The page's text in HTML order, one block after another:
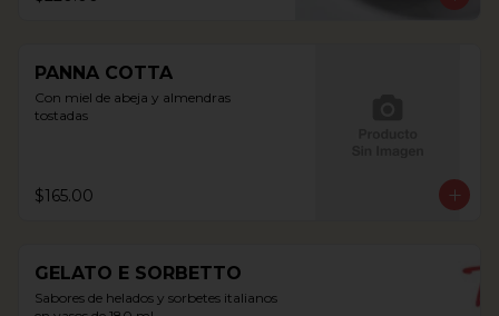
PANNA COTTA
Con miel de abeja y almendras
tostadas
$165.00
GELATO E SORBETTO
Sabores de helados y sorbetes italianos